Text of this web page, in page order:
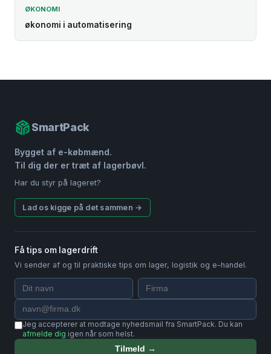
ØKONOMI
økonomi i automatisering
SmartPack
Bygget af e-købmænd.
Til dig der er træt af lagerbøvl.
Har du styr på lageret?
Lad os kigge på det sammen →
Få tips om lagerdrift
Vi sender af og til praktiske tips om lager, logistik og e-handel.
Jeg accepterer at modtage nyhedsmail fra SmartPack. Du kan
afmelde dig igen når som helst.
Tilmeld →